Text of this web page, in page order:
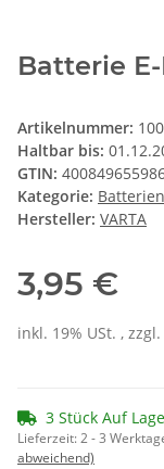
Batterie
Artikelnummer:
Haltbar bis:
GTIN:
Kategorie: Batterien
Hersteller: VARTA
3,95 €
inkl. 19% USt. , zzgl.
3 Stück Auf
Lieferzeit:2 - 3
abweichend)